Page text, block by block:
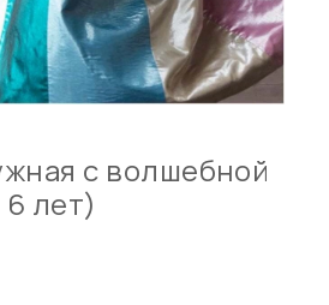
с волшебной
лет)